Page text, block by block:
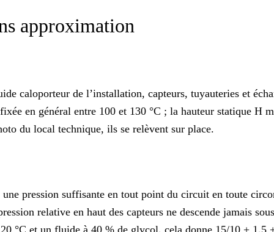
approximation
caloporteur de l’installation, capteurs, tuyauteries et
en général entre 100 et 130 °C ; la hauteur statique H
du local technique, ils se relèvent sur place.
pression suffisante en tout point du circuit en toute
relative en haut des capteurs ne descende jamais